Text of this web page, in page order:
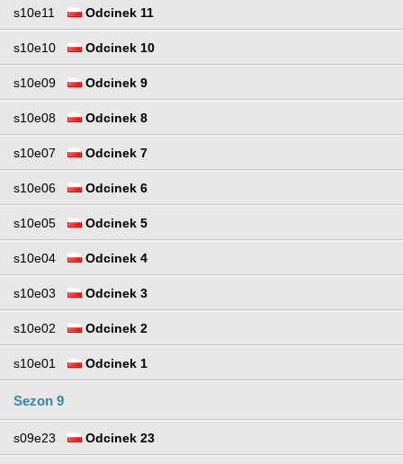
s10e11 Odcinek 11
s10e10 Odcinek 10
s10e09 Odcinek 9
s10e08 Odcinek 8
s10e07 Odcinek 7
s10e06 Odcinek 6
s10e05 Odcinek 5
s10e04 Odcinek 4
s10e03 Odcinek 3
s10e02 Odcinek 2
s10e01 Odcinek 1
Sezon 9
s09e23 Odcinek 23